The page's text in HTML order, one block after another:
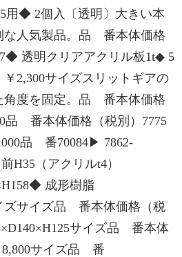
用◆ 2個入〔透明〕大きい本
な人気製品。品 番本体価格
7◆ 透明クリアアクリル板1t◆ 5
2,300サイズスリットギアの
角度を固定。品 番本体価格
品 番本体価格（税別）7775
品 番70084▶ 7862-
H35（アクリルt4）
成形樹脂
ズサイズ品 番本体価格（税
サイズ品 番本体
8,800サイズ品 番